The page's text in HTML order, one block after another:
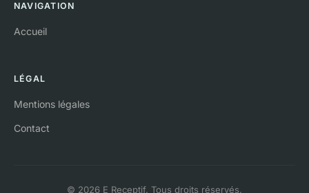
NAVIGATION
Accueil
LÉGAL
Mentions légales
Contact
© 2026 E Receptif. Tous droits réservés.